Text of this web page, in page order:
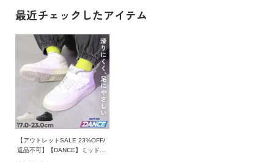
最近チェックしたアイテム
【アウトレットSALE 23%OFF/
返品不可】【DANCE】ミッドカ